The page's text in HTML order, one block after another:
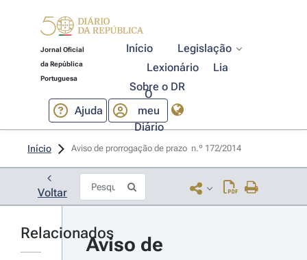
Jornal Oficial
da República
Portuguesa
Início
Legislação
Lexionário
Lia
Sobre o DR
Ajuda
O
meu
Diário
Início Aviso de prorrogação de prazo  n.º 172/2014
Voltar
Relacionados
Aviso de